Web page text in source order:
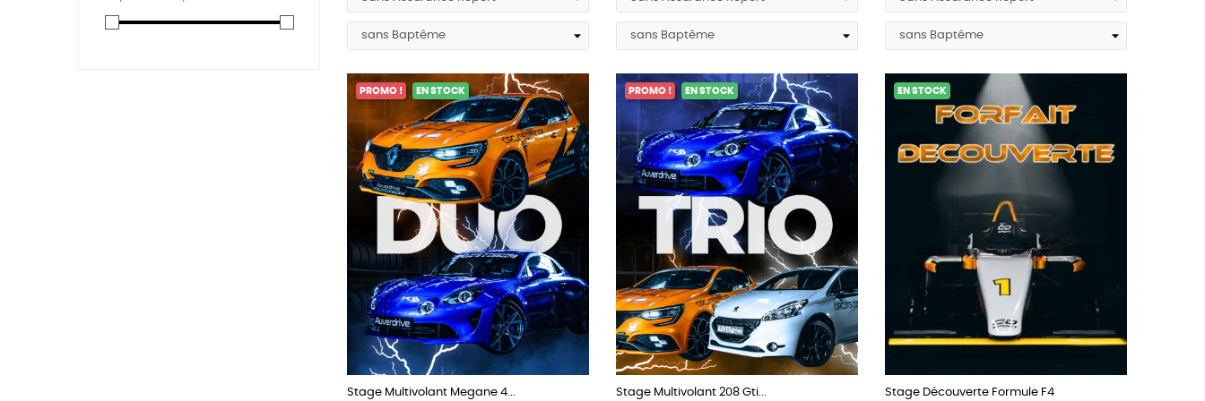
10 tours (25 Km)
PROMO ! EN STOCK
Stage Multivolant Megane 4...
PROMO ! EN STOCK
Stage Multivolant 208 Gti...
EN STOCK
Stage Découverte Formule F4